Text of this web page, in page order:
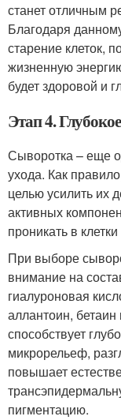
станет отличным
Благодаря
старение клеток,
жизненную
будет здоровой и
Этап 4.
Сыворотка – еще
ухода. Как
целью усилить их
активных
проникать в
При выборе
внимание на
гиалуроновая
аллантоин,
способствует
микрорельеф,
повышает
пигментацию.